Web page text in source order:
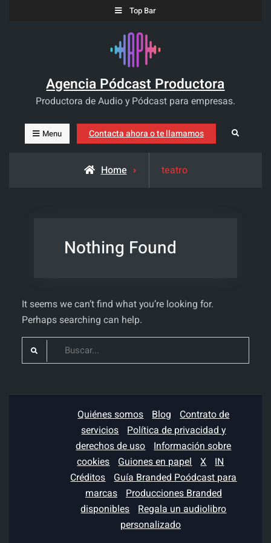
Top Bar
Agencia Pódcast Productora
Productora de Audio y Pódcast para empresas.
Menu Search
Contacta ahora o te llamamos
Home
Posts
teatro
Nothing Found
It seems we can’t find what you’re looking for.
Perhaps searching can help.
Search
Quiénes somos Blog
Contrato de
servicios Política de privacidad y
derechos de uso Información sobre
cookies Guiones en papel X IN
Créditos Guía Branded Poódcast para
marcas Producciones Branded
disponibles Regala un audiolibro
personalizado